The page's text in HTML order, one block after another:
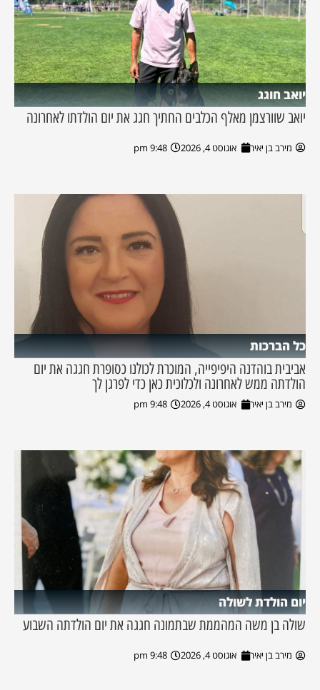
יואב חוגג
יואב שוורצמן מאלף הכלבים החתיך חגג את יום הולדתו לאחרונה
מירב בן יאיר אוגוסט 4, 2026 9:48 pm
כל הברכות
אביבית בוהדנה היפיפייה, המוכרת לכולנו כסופרת חגגה את יום
הולדתה ממש לאחרונה ולכלוכית כאן כדי לפרגן לך
מירב בן יאיר אוגוסט 4, 2026 9:48 pm
יום הולדת לשולה
שולה בן משה המהממת שבתמונה חגגה את יום הולדתה השבוע
מירב בן יאיר אוגוסט 4, 2026 9:48 pm